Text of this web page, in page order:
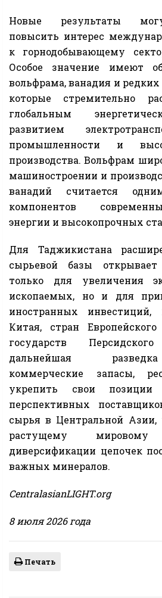
Новые результаты
повысить интерес
к горнодобывающему
Особое значение имеют
вольфрама, ванадия и редких
которые стремительно
глобальным
развитием
промышленности и
производства. Вольфрам
машиностроении и
ванадий считается
компонентов
энергии и высокопрочных
Для Таджикистана
сырьевой базы
только для увеличения
ископаемых, но и для
иностранных
Китая, стран
государств
дальнейшая
коммерческие запасы,
укрепить свои
перспективных
сырья в Центральной Азии,
растущему
диверсификации цепочек
важных минералов.
CentralasianLIGHT.org
8 июля 2026 года
Печать